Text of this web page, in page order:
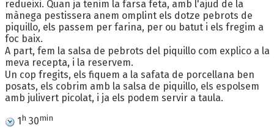
redueixi. Quan ja tenim la farsa feta, amb l'ajud de la
mànega pestissera anem omplint els dotze pebrots de
piquillo, els passem per farina, per ou batut i els fregim a
foc baix.
A part, fem la salsa de pebrots del piquillo com explico a la
meva recepta, i la reservem.
Un cop fregits, els fiquem a la safata de porcellana ben
posats, els cobrim amb la salsa de piquillo, els espolsem
amb julivert picolat, i ja els podem servir a taula.
1 h 30min